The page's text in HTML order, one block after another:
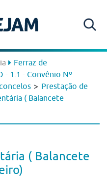
Ferraz de
- 1.1 - Convênio Nº
> Prestação de
( Balancete
( Balancete